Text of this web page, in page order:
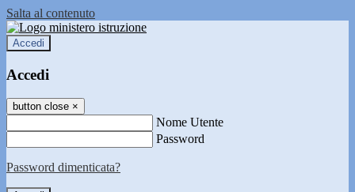
Salta al contenuto
Accedi
Accedi
button close ×
Nome Utente
Password
Password dimenticata?